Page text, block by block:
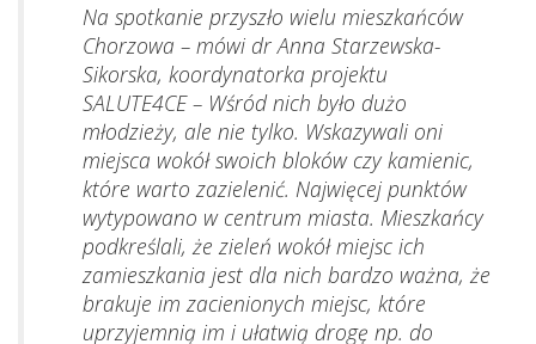
Na spotkanie przyszło wielu mieszkańców
Chorzowa – mówi dr Anna Starzewska-
Sikorska, koordynatorka projektu
SALUTE4CE – Wśród nich było dużo
młodzieży, ale nie tylko. Wskazywali oni
miejsca wokół swoich bloków czy kamienic,
które warto zazielenić. Najwięcej punktów
wytypowano w centrum miasta. Mieszkańcy
podkreślali, że zieleń wokół miejsc ich
zamieszkania jest dla nich bardzo ważna, że
brakuje im zacienionych miejsc, które
uprzyjemnią im i ułatwią drogę np. do